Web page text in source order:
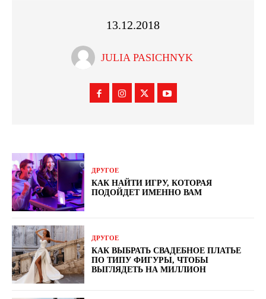
13.12.2018
JULIA PASICHNYK
ДРУГОЕ
КАК НАЙТИ ИГРУ, КОТОРАЯ
ПОДОЙДЕТ ИМЕННО ВАМ
ДРУГОЕ
КАК ВЫБРАТЬ СВАДЕБНОЕ ПЛАТЬЕ
ПО ТИПУ ФИГУРЫ, ЧТОБЫ
ВЫГЛЯДЕТЬ НА МИЛЛИОН